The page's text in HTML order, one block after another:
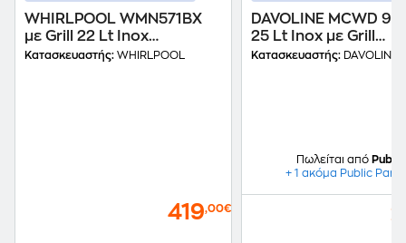
WHIRLPOOL WMN571BX
με Grill 22 Lt Inox
Εντοιχιζόμενος Φούρνος
Κατασκευαστής: WHIRLPOOL
419,00€
DAVOLINE MCWD
25 Lt Inox με Grill
Εντοιχιζόμενος
Κατασκευαστής: DAVOLINE
Πωλείται από Public
+ 1 ακόμα Public